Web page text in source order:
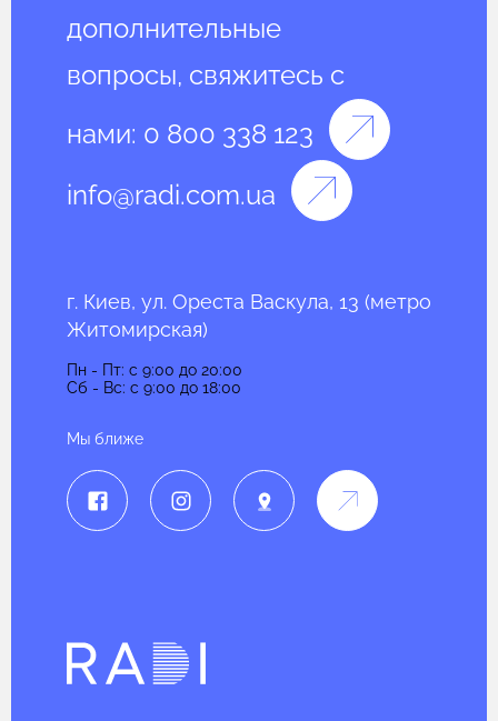
дополнительные
вопросы, свяжитесь с
нами: 0 800 338 123
info@radi.com.ua
г. Киев, ул. Ореста Васкула, 13 (метро
Житомирская)
Пн - Пт: c 9:00 до 20:00
Сб - Вс: c 9:00 до 18:00
Мы ближе